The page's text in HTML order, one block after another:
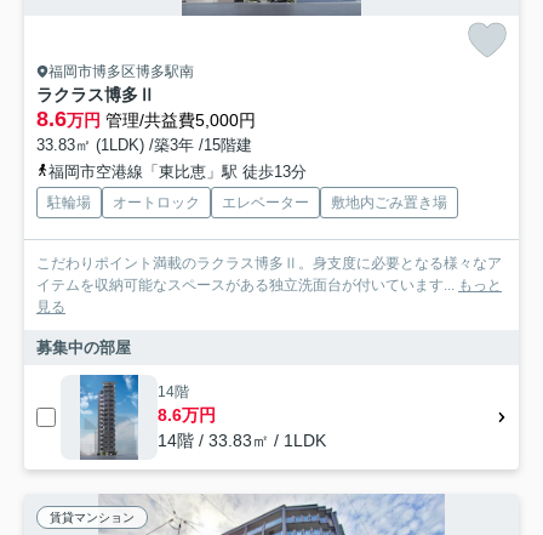
福岡市博多区博多駅南
ラクラス博多Ⅱ
8.6万円 管理/共益費5,000円
33.83㎡ (1LDK) /築3年 /15階建
福岡市空港線「東比恵」駅 徒歩13分
駐輪場 オートロック エレベーター 敷地内ごみ置き場
こだわりポイント満載のラクラス博多Ⅱ。身支度に必要となる様々なア
イテムを収納可能なスペースがある独立洗面台が付いています... もっと
見る
募集中の部屋
14階
8.6万円
14階 / 33.83㎡ / 1LDK
賃貸マンション